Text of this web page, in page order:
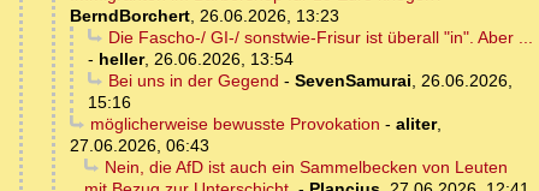
BerndBorchert, 26.06.2026, 13:23
Die Fascho-/ GI-/ sonstwie-Frisur ist überall "in". Aber ...
- heller, 26.06.2026, 13:54
Bei uns in der Gegend - SevenSamurai, 26.06.2026,
15:16
möglicherweise bewusste Provokation - aliter,
27.06.2026, 06:43
Nein, die AfD ist auch ein Sammelbecken von Leuten